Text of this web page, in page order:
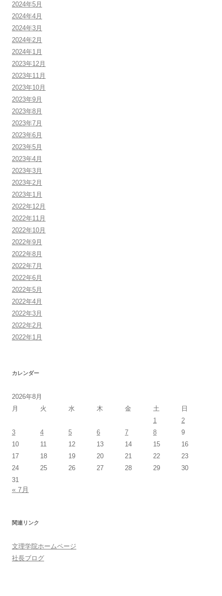
2024年5月
2024年4月
2024年3月
2024年2月
2024年1月
2023年12月
2023年11月
2023年10月
2023年9月
2023年8月
2023年7月
2023年6月
2023年5月
2023年4月
2023年3月
2023年2月
2023年1月
2022年12月
2022年11月
2022年10月
2022年9月
2022年8月
2022年7月
2022年6月
2022年5月
2022年4月
2022年3月
2022年2月
2022年1月
カレンダー
2026年8月
月
火 水 木 金 土
日
1
2
3
4 5 6 7 8
9
10
11 12 13 14 15
16
17
18 19 20 21 22
23
24
25 26 27 28 29
30
31
« 7月
関連リンク
文理学院ホームページ
社長ブログ